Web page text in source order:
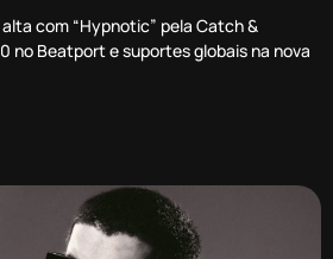
com “Hypnotic” pela Catch &
no Beatport e suportes globais na nova